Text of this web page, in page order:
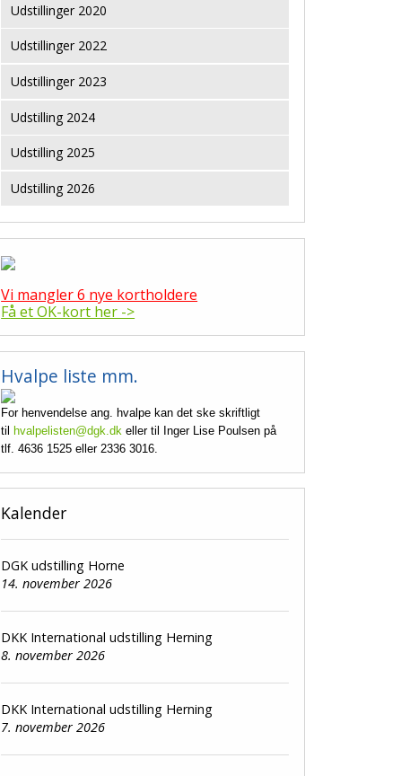
Udstillinger 2020
Udstillinger 2022
Udstillinger 2023
Udstilling 2024
Udstilling 2025
Udstilling 2026
Vi mangler 6 nye kortholdere
Få et OK-kort her ->
Hvalpe liste mm.
For henvendelse ang. hvalpe kan det ske skriftligt
til
hvalpelisten@dgk.dk eller til Inger Lise Poulsen på
tlf. 4636 1525 eller 2336 3016.
Kalender
DGK udstilling Horne
14. november 2026
DKK International udstilling Herning
8. november 2026
DKK International udstilling Herning
7. november 2026